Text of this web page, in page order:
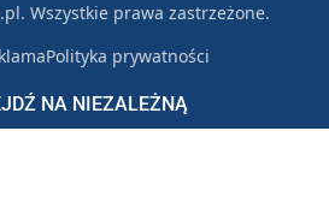
NA NIEZALEŻNĄ
Wszystkie prawa zastrzeżone.
Polityka prywatności